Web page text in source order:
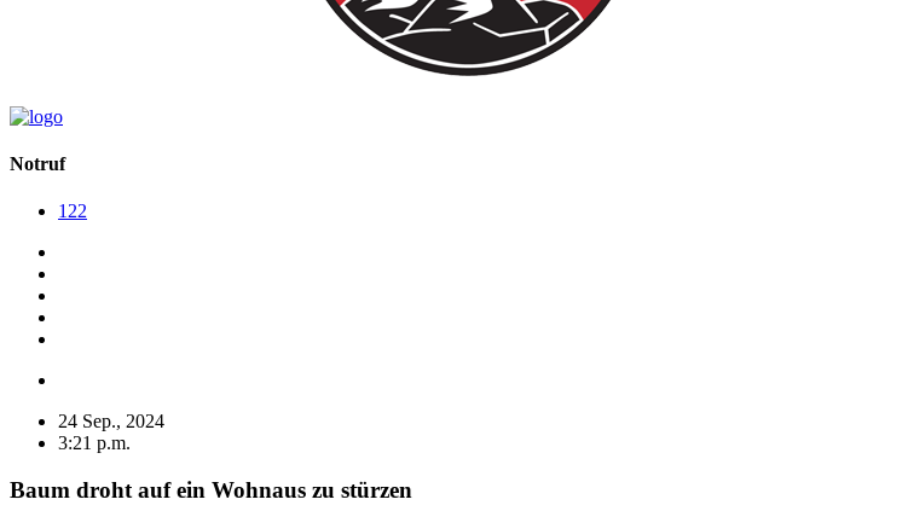
Notruf
122
24 Sep., 2024
3:21 p.m.
Baum droht auf ein Wohnaus zu stürzen